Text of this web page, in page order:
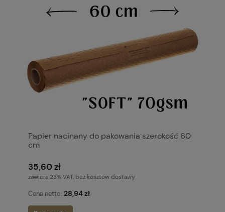
Papier nacinany do pakowania szerokość 60
cm
35,60 zł
zawiera 23% VAT, bez kosztów dostawy
Cena netto: 28,94 zł